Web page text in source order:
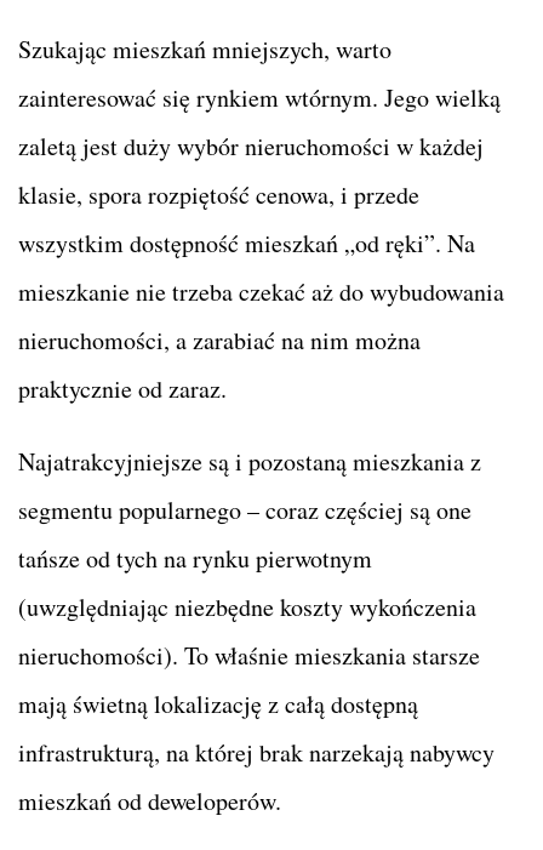
Szukając mieszkań mniejszych, warto
zainteresować się rynkiem wtórnym. Jego wielką
zaletą jest duży wybór nieruchomości w każdej
klasie, spora rozpiętość cenowa, i przede
wszystkim dostępność mieszkań „od ręki”. Na
mieszkanie nie trzeba czekać aż do wybudowania
nieruchomości, a zarabiać na nim można
praktycznie od zaraz.
Najatrakcyjniejsze są i pozostaną mieszkania z
segmentu popularnego – coraz częściej są one
tańsze od tych na rynku pierwotnym
(uwzględniając niezbędne koszty wykończenia
nieruchomości). To właśnie mieszkania starsze
mają świetną lokalizację z całą dostępną
infrastrukturą, na której brak narzekają nabywcy
mieszkań od deweloperów.